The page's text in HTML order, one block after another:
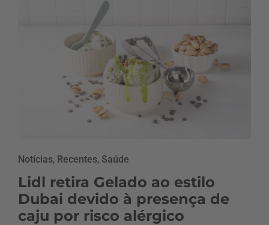
Notícias, Recentes, Saúde
Lidl retira Gelado ao estilo
Dubai devido à presença de
caju por risco alérgico